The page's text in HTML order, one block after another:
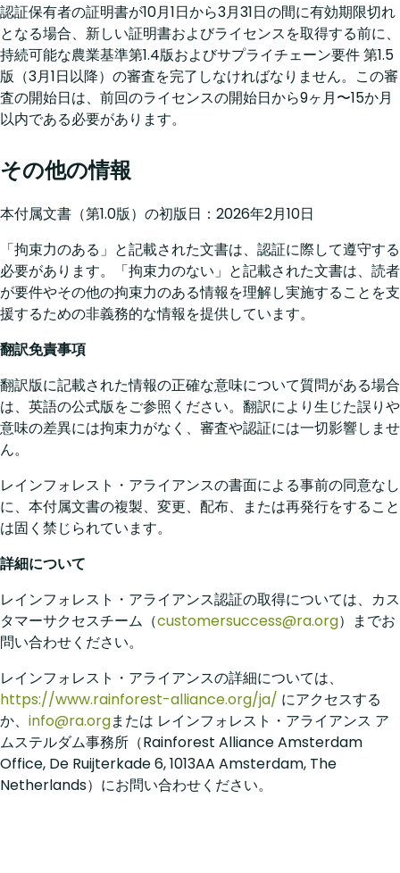
認証保有者の証明書が10月1日から3月31日の間に有効期限切れ
となる場合、新しい証明書およびライセンスを取得する前に、
持続可能な農業基準第1.4版およびサプライチェーン要件 第1.5
版（3月1日以降）の審査を完了しなければなりません。この審
査の開始日は、前回のライセンスの開始日から9ヶ月〜15か月
以内である必要があります。
その他の情報
本付属文書（第1.0版）の初版日：2026年2月10日
「拘束力のある」と記載された文書は、認証に際して遵守する
必要があります。「拘束力のない」と記載された文書は、読者
が要件やその他の拘束力のある情報を理解し実施することを支
援するための非義務的な情報を提供しています。
翻訳免責事項
翻訳版に記載された情報の正確な意味について質問がある場合
は、英語の公式版をご参照ください。翻訳により生じた誤りや
意味の差異には拘束力がなく、審査や認証には一切影響しませ
ん。
レインフォレスト・アライアンスの書面による事前の同意なし
に、本付属文書の複製、変更、配布、または再発行をすること
は固く禁じられています。
詳細について
レインフォレスト・アライアンス認証の取得については、カス
タマーサクセスチーム（customersuccess@ra.org）までお
問い合わせください。
レインフォレスト・アライアンスの詳細については、
https://www.rainforest-alliance.org/ja/ にアクセスする
か、 info@ra.orgまたは レインフォレスト・アライアンス ア
ムステルダム事務所（Rainforest Alliance Amsterdam
Office, De Ruijterkade 6, 1013AA Amsterdam, The
Netherlands）にお問い合わせください。